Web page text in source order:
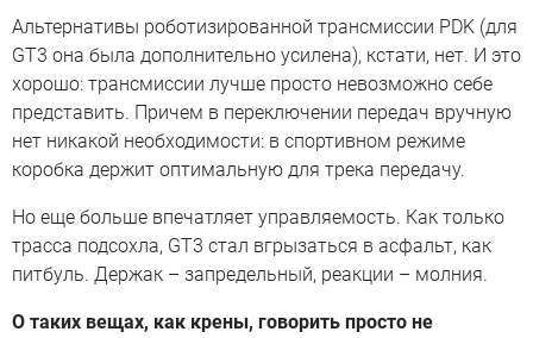
Альтернативы роботизированной трансмиссии PDK (для
GT3 она была дополнительно усилена), кстати, нет. И это
хорошо: трансмиссии лучше просто невозможно себе
представить. Причем в переключении передач вручную
нет никакой необходимости: в спортивном режиме
коробка держит оптимальную для трека передачу.
Но еще больше впечатляет управляемость. Как только
трасса подсохла, GT3 стал вгрызаться в асфальт, как
питбуль. Держак – запредельный, реакции – молния.
О таких вещах, как крены, говорить просто не